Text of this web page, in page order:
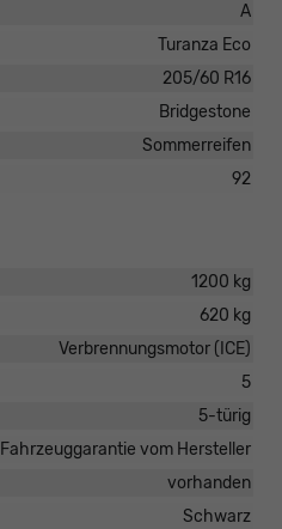
A
Turanza Eco
205/60 R16
Bridgestone
Sommerreifen
92
1200 kg
620 kg
Verbrennungsmotor (ICE)
5
5-türig
Fahrzeuggarantie vom Hersteller
vorhanden
Schwarz